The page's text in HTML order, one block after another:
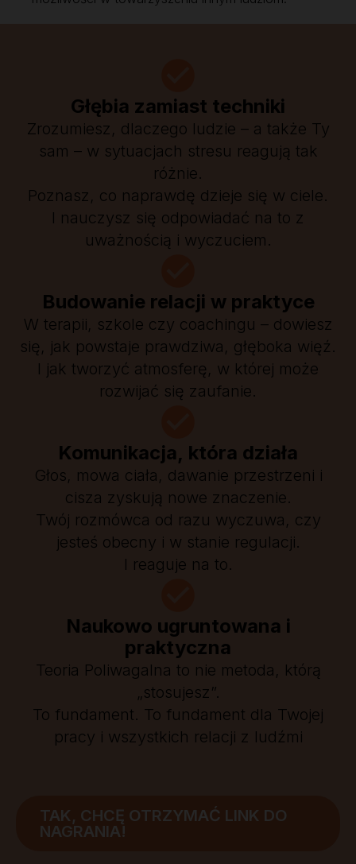
Głębia zamiast techniki
Zrozumiesz, dlaczego ludzie – a także Ty
sam – w sytuacjach stresu reagują tak
różnie.
Poznasz, co naprawdę dzieje się w ciele.
I nauczysz się odpowiadać na to z
uważnością i wyczuciem.
Budowanie relacji w praktyce
W terapii, szkole czy coachingu – dowiesz
się, jak powstaje prawdziwa, głęboka więź.
I jak tworzyć atmosferę, w której może
rozwijać się zaufanie.
Komunikacja, która działa
Głos, mowa ciała, dawanie przestrzeni i
cisza zyskują nowe znaczenie.
Twój rozmówca od razu wyczuwa, czy
jesteś obecny i w stanie regulacji.
I reaguje na to.
Naukowo ugruntowana i
praktyczna
Teoria Poliwagalna to nie metoda, którą
„stosujesz”.
To fundament. To fundament dla Twojej
pracy i wszystkich relacji z ludźmi
TAK, CHCĘ OTRZYMAĆ LINK DO
NAGRANIA!